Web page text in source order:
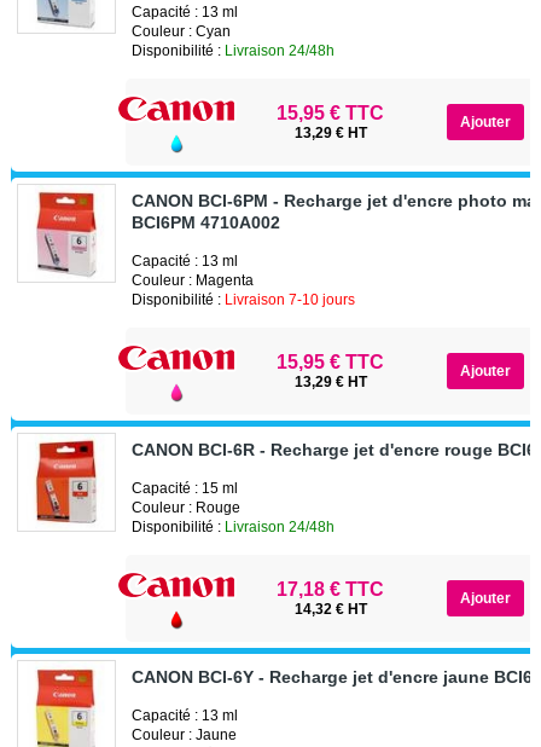
Capacité : 13 ml
Couleur : Cyan
Disponibilité : Livraison 24/48h
15,95 € TTC
13,29 € HT
CANON BCI-6PM - Recharge jet d'encre photo
BCI6PM 4710A002
Capacité : 13 ml
Couleur : Magenta
Disponibilité : Livraison 7-10 jours
15,95 € TTC
13,29 € HT
CANON BCI-6R - Recharge jet d'encre rouge
Capacité : 15 ml
Couleur : Rouge
Disponibilité : Livraison 24/48h
17,18 € TTC
14,32 € HT
CANON BCI-6Y - Recharge jet d'encre jaune
Capacité : 13 ml
Couleur : Jaune